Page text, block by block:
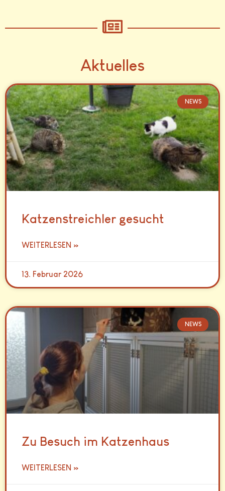
Aktuelles
NEWS
Katzenstreichler gesucht
WEITERLESEN »
13. Februar 2026
NEWS
Zu Besuch im Katzenhaus
WEITERLESEN »